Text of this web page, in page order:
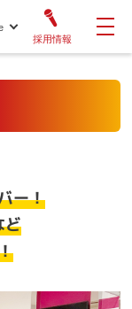
採用情報
ー！
ど